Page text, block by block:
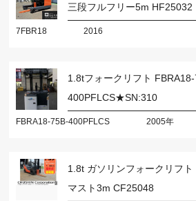
三段フルフリー5m HF25032
7FBR18 2016
1.8tフォークリフト
400PFLCS★SN:310
FBRA18-75B-400PFLCS 2005年
1.8t ガソリンフォークリフト
マスト3m CF25048